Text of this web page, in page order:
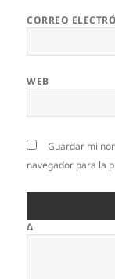
CORREO
WEB
Guardar mi
navegador para la
Δ